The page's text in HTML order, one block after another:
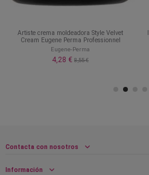
Artiste crema moldeadora Style Velvet
Cream Eugene Perma Professionnel
Eugene-Perma
4,28 € 8,55 €
Contacta con nosotros
Información